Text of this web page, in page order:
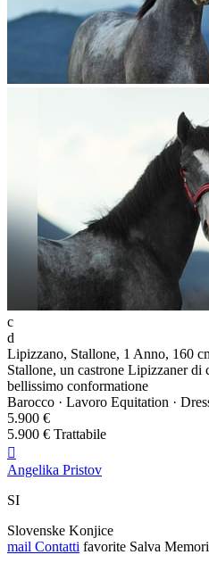
c
d
Lipizzano, Stallone, 1 Anno, 160
Stallone, un castrone Lipizzaner di
bellissimo conformatione
Barocco · Lavoro Equitation ·
5.900 €
5.900 € Trattabile

Angelika Pristov
SI
Slovenske Konjice
mail Contatti favorite Salva